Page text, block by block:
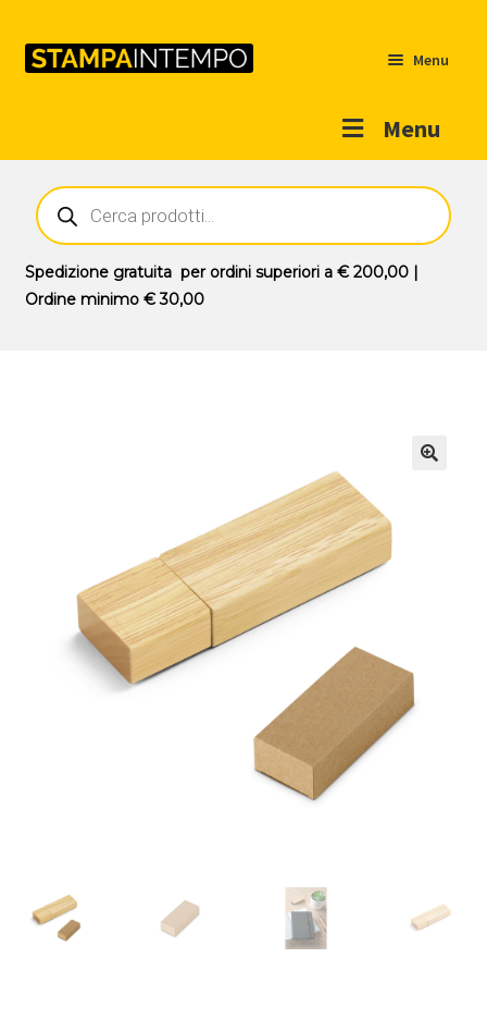
Menu
Menu
Outlet
Prodotti
Novità
Ricerca
prodotti
Spedizione gratuitaper ordini superiori a € 200,00|
Ordine minimo € 30,00